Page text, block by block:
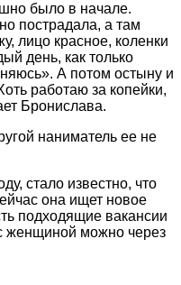
было в начале.
пострадала, а там
лицо красное, коленки
день, как только
А потом остыну и
работаю за копейки,
Бронислава.
наниматель ее не
стало известно, что
она ищет новое
подходящие вакансии
женщиной можно через